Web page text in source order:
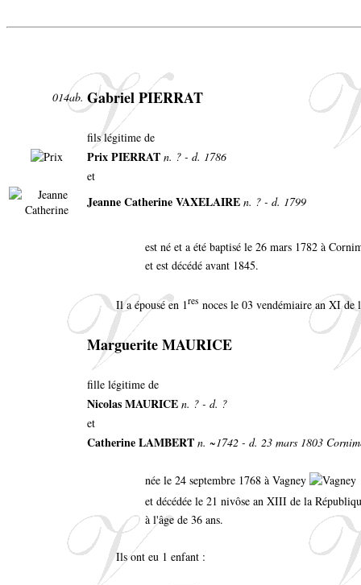
014ab. Gabriel PIERRAT
fils légitime de
Prix PIERRAT n. ? - d. 1786
et
Jeanne Catherine VAXELAIRE n. ? - d. 1799
est né et a été baptisé le 26 mars 1782 à
et est décédé avant 1845.
Il a épousé en 1res noces le 03 vendémiaire an XI
Marguerite MAURICE
fille légitime de
Nicolas MAURICE n. ? - d. ?
et
Catherine LAMBERT n. ~1742 - d. 23 mars 1803
née le 24 septembre 1768 à Vagney
et décédée le 21 nivôse an XIII de la
à l'âge de 36 ans.
Ils ont eu 1 enfant :